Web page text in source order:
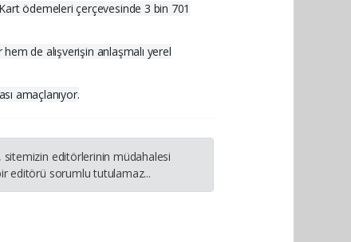
ödemeleri çerçevesinde 3 bin 701
de alışverişin anlaşmalı yerel
amaçlanıyor.
sitemizin editörlerinin müdahalesi
editörü sorumlu tutulamaz...